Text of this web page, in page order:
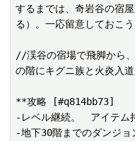
するまでは、奇岩谷の宿
る）。一応留意しておこう
//渓谷の宿場で飛脚から
の階にキグニ族と火炎入道
**攻略 [#q814bb73]
-レベル継続。　アイテム
-地下30階までのダンジョ